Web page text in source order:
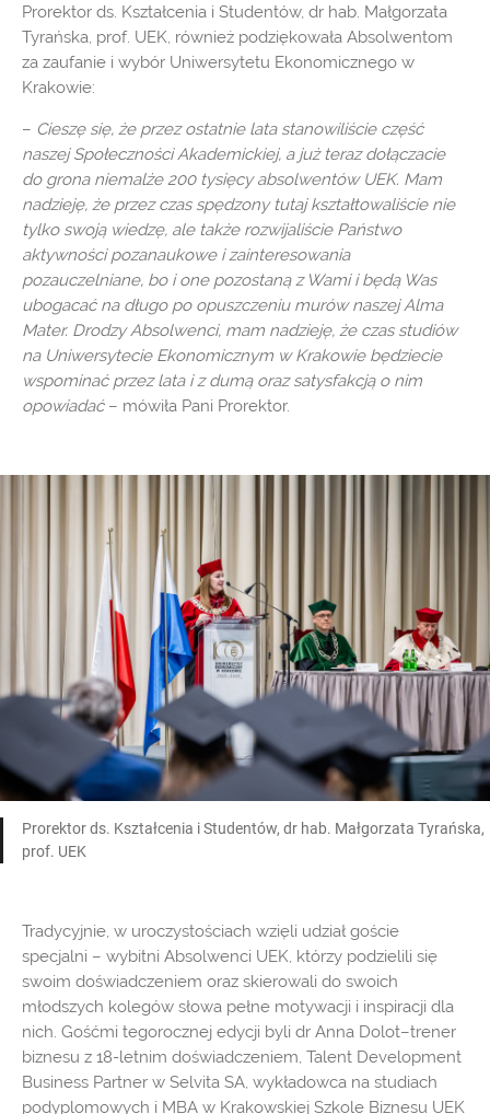
Prorektor ds. Kształcenia i Studentów, dr hab. Małgorzata
Tyrańska, prof. UEK, również podziękowała Absolwentom
za zaufanie i wybór Uniwersytetu Ekonomicznego w
Krakowie:
– Cieszę się, że przez ostatnie lata stanowiliście część
naszej Społeczności Akademickiej, a już teraz dołączacie
do grona niemalże 200 tysięcy absolwentów UEK. Mam
nadzieję, że przez czas spędzony tutaj kształtowaliście nie
tylko swoją wiedzę, ale także rozwijaliście Państwo
aktywności pozanaukowe i zainteresowania
pozauczelniane, bo i one pozostaną z Wami i będą Was
ubogacać na długo po opuszczeniu murów naszej Alma
Mater. Drodzy Absolwenci, mam nadzieję, że czas studiów
na Uniwersytecie Ekonomicznym w Krakowie będziecie
wspominać przez lata i z dumą oraz satysfakcją o nim
opowiadać– mówiła Pani Prorektor.
Prorektor ds. Kształcenia i Studentów, dr hab. Małgorzata Tyrańska,
prof. UEK
Tradycyjnie, w uroczystościach wzięli udział goście
specjalni – wybitni Absolwenci UEK, którzy podzielili się
swoim doświadczeniem oraz skierowali do swoich
młodszych kolegów słowa pełne motywacji i inspiracji dla
nich. Gośćmi tegorocznej edycji byli dr Anna Dolot–trener
biznesu z 18-letnim doświadczeniem, Talent Development
Business Partner w Selvita SA, wykładowca na studiach
podyplomowych i MBA w Krakowskiej Szkole Biznesu UEK